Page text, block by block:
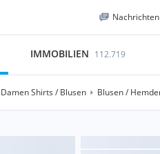
Nachrichten
IMMOBILIEN 112.719
Damen Shirts / Blusen Blusen /